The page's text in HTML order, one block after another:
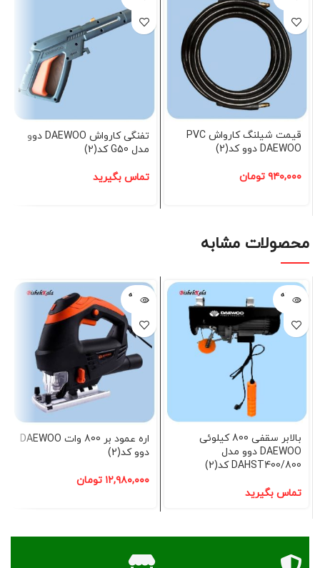
قیمت شیلنگ کارواش PVC
DAEWOO دوو کد(2)
۹۴۰,۰۰۰ تومان
تفنگی کارواش DAEWOO دوو
مدل G50 کد(2)
تماس بگیرید
محصولات مشابه
فروخته
شده
بالابر سقفی 800 کیلوئی
DAEWOO دوو مدل
DAHST400/800 کد(2)
تماس بگیرید
فروخته
شده
اره عمود بر 800 وات DAEWOO
دوو کد(2)
۱۲,۹۸۰,۰۰۰ تومان